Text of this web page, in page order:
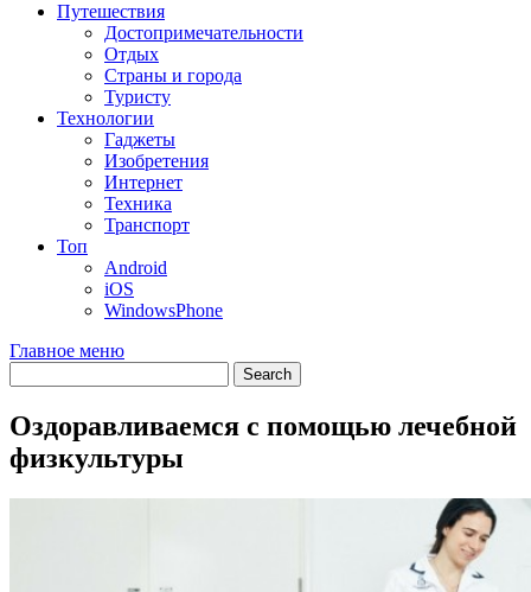
Путешествия
Достопримечательности
Отдых
Страны и города
Туристу
Технологии
Гаджеты
Изобретения
Интернет
Техника
Транспорт
Топ
Android
iOS
WindowsPhone
Главное меню
Оздоравливаемся с помощью лечебной
физкультуры